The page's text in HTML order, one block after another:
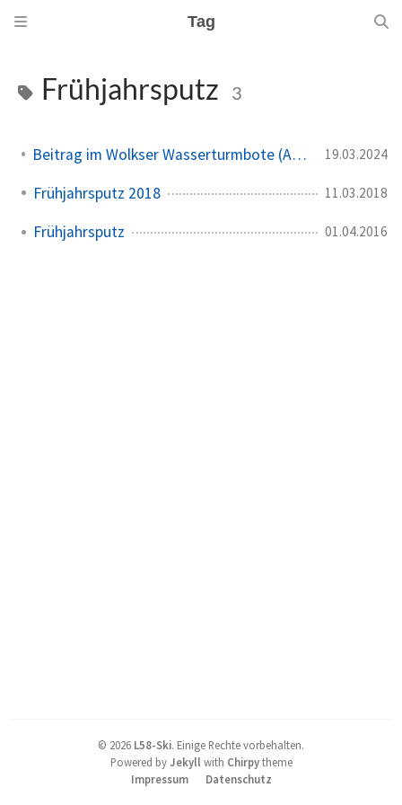
Tag
Frühjahrsputz 3
Beitrag im Wolkser Wasserturmbote (Ausgabe 2024/05) 19.03.2024
Frühjahrsputz 2018 11.03.2018
Frühjahrsputz 01.04.2016
© 2026 L58-Ski. Einige Rechte vorbehalten.
Powered byJekyll with Chirpytheme
Impressum
Datenschutz